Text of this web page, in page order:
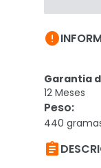

Garantia
12 Meses
Peso:
440
